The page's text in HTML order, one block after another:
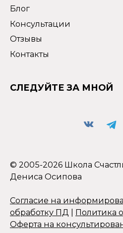
Блог
Консультации
Отзывы
Контакты
СЛЕДУЙТЕ ЗА МНОЙ
© 2005-2026 Школа
Дениса Осипова
Согласие на
обработку ПД
Политика
Оферта на